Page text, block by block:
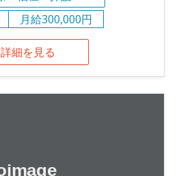
月給300,000円
詳細を見る